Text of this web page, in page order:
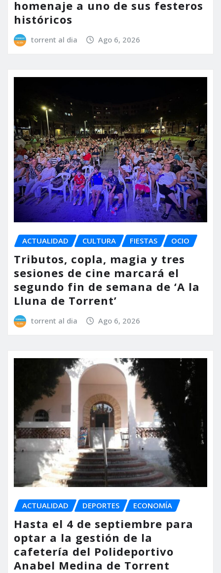
homenaje a uno de sus festeros
históricos
torrent al dia Ago 6, 2026
ACTUALIDAD CULTURA FIESTAS OCIO
Tributos, copla, magia y tres
sesiones de cine marcará el
segundo fin de semana de ‘A la
Lluna de Torrent’
torrent al dia Ago 6, 2026
ACTUALIDAD DEPORTES ECONOMÍA
Hasta el 4 de septiembre para
optar a la gestión de la
cafetería del Polideportivo
Anabel Medina de Torrent